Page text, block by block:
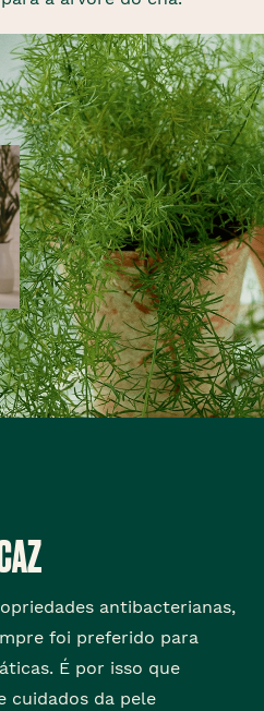
antibacterianas,
foi preferido para
É por isso que
cuidados da pele